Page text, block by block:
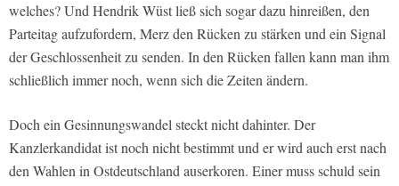
welches? Und Hendrik Wüst ließ sich sogar dazu hinreißen, den
Parteitag aufzufordern, Merz den Rücken zu stärken und ein Signal
der Geschlossenheit zu senden. In den Rücken fallen kann man ihm
schließlich immer noch, wenn sich die Zeiten ändern.
Doch ein Gesinnungswandel steckt nicht dahinter. Der
Kanzlerkandidat ist noch nicht bestimmt und er wird auch erst nach
den Wahlen in Ostdeutschland auserkoren. Einer muss schuld sein